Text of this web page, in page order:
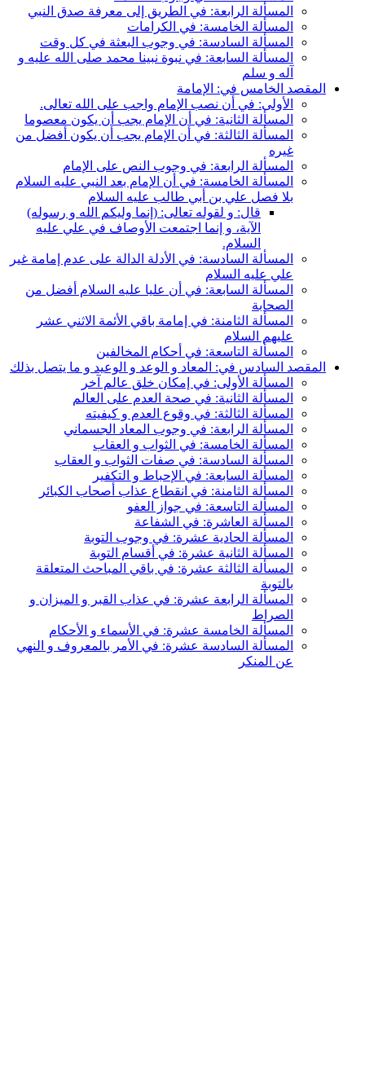
المسألة الرابعة: في الطريق إلى معرفة صدق النبي
المسألة الخامسة: في الكرامات
المسألة السادسة: في وجوب البعثة في كل وقت
المسألة السابعة: في نبوة نبينا محمد صلى الله عليه و
آله و سلم
المقصد الخامس في: الإمامة
الأولى: في أن نصب الإمام واجب على الله تعالى.
المسألة الثانية: في أن الإمام يجب أن يكون معصوما
المسألة الثالثة: في أن الإمام يجب أن يكون أفضل من
غيره
المسألة الرابعة: في وجوب النص على الإمام
المسألة الخامسة: في أن الإمام بعد النبي عليه السلام
بلا فصل علي بن أبي طالب عليه السلام
قال: و لقوله تعالى: (إنما وليكم الله و رسوله)
الآية، و إنما اجتمعت الأوصاف في علي عليه
السلام.
المسألة السادسة: في الأدلة الدالة على عدم إمامة غير
علي عليه السلام
المسألة السابعة: في أن عليا عليه السلام أفضل من
الصحابة
المسألة الثامنة: في إمامة باقي الأئمة الاثني عشر
عليهم السلام
المسألة التاسعة: في أحكام المخالفين
المقصد السادس في: المعاد و الوعد و الوعيد و ما يتصل بذلك
المسألة الأولى: في إمكان خلق عالم آخر
المسألة الثانية: في صحة العدم على العالم
المسألة الثالثة: في وقوع العدم و كيفيته
المسألة الرابعة: في وجوب المعاد الجسماني
المسألة الخامسة: في الثواب و العقاب
المسألة السادسة: في صفات الثواب و العقاب
المسألة السابعة: في الإحباط و التكفير
المسألة الثامنة: في انقطاع عذاب أصحاب الكبائر
المسألة التاسعة: في جواز العفو
المسألة العاشرة: في الشفاعة
المسألة الحادية عشرة: في وجوب التوبة
المسألة الثانية عشرة: في أقسام التوبة
المسألة الثالثة عشرة: في باقي المباحث المتعلقة
بالتوبة
المسألة الرابعة عشرة: في عذاب القبر و الميزان و
الصراط
المسألة الخامسة عشرة: في الأسماء و الأحكام
المسألة السادسة عشرة: في الأمر بالمعروف و النهي
عن المنكر